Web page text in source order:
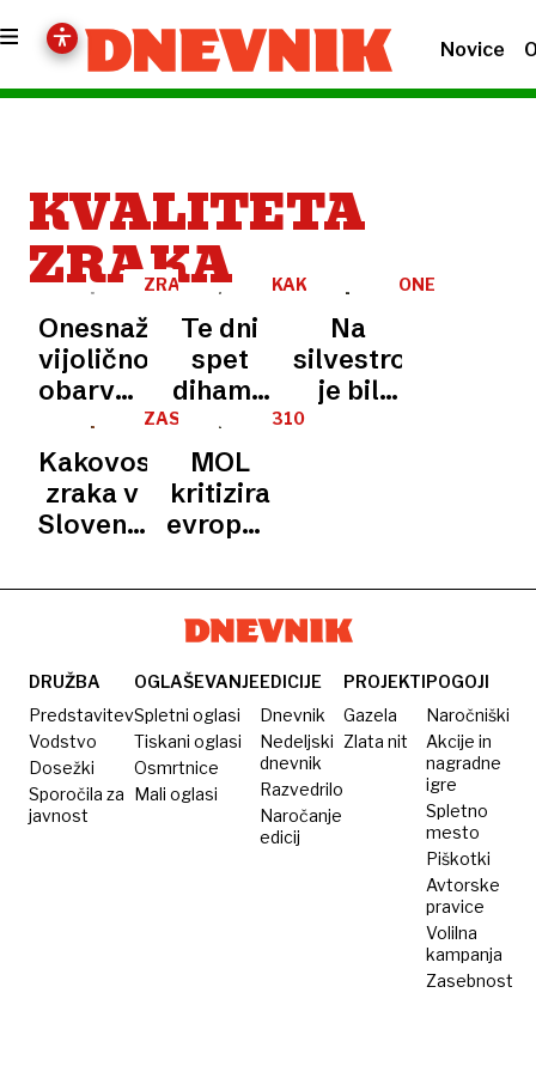
Novice
KVALITETA
ZRAKA
ZRAK
Onesnaženost:
vijolično
obarvan
merilnik
pomeni
izredno
slab
KAKOVOST
Te dni
spet
dihamo
onesnaženi
zrak
Na
silvestrovo
je bil
na
prostem
ZASKRBLJUJOČE
Kakovost
zraka v
Sloveniji
preverite,
310.
MOL
kritizira
evropsko
zaradi
ocene o
kvaliteti
zraka.
Mi smo
dobili
njihov
odgovor
DRUŽBA
Predstavitev
Vodstvo
Dosežki
Sporočila za
javnost
OGLAŠEVANJE
Spletni oglasi
Tiskani oglasi
Osmrtnice
Mali oglasi
EDICIJE
Dnevnik
Nedeljski
dnevnik
Razvedrilo
Naročanje
edicij
PROJEKTI
Gazela
Zlata nit
POGOJI
Naročniški
Akcije in
nagradne
igre
Spletno
mesto
Piškotki
Avtorske
pravice
Volilna
kampanja
Zasebnost